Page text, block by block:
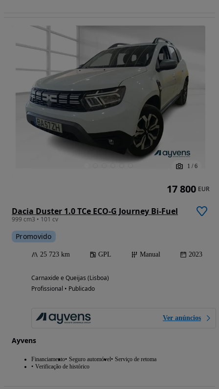
1 / 6
Dacia Duster 1.0 TCe ECO-G Journey Bi-Fuel
999 cm3 • 101 cv
Promovido
25 723 km GPL Manual 2023
Carnaxide e Queijas (Lisboa)
Profissional • Publicado
Ver anúncios
Ayvens
Financiamento Seguro automóvel Serviço de retoma
Verificação de histórico
17 800 EUR